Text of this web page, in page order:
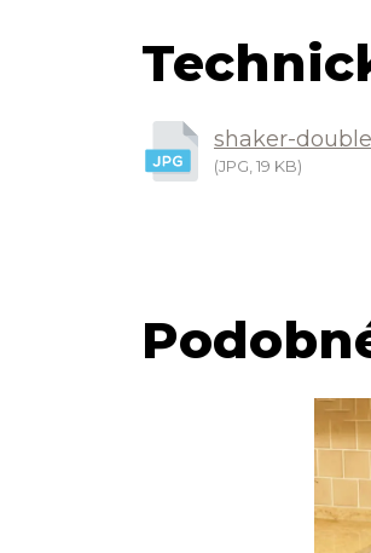
shaker-
(JPG, 19 KB)